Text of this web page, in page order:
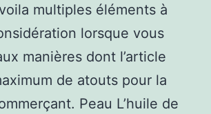
multiples éléments à
lorsque vous
manières dont l’article
de atouts pour la
Peau L’huile de